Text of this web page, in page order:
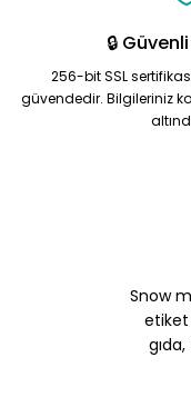
🔒
256-bit SSL
güvendedir. Bilgileriniz
Snow
etiket